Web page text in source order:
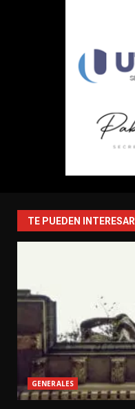
TE PUEDEN INTERESAR
GENERALES